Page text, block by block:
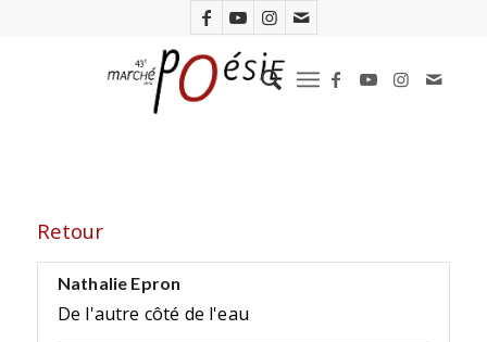
Retour
Nathalie Epron
De l'autre côté de l'eau